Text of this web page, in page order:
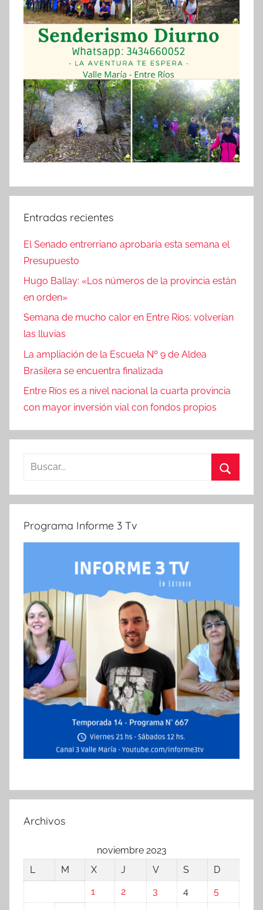
Entradas recientes
El Senado entrerriano aprobaría esta semana el
Presupuesto
Hugo Ballay: «Los números de la provincia están
en orden»
Semana de mucho calor en Entre Ríos: volverían
las lluvias
La ampliación de la Escuela Nº 9 de Aldea
Brasilera se encuentra finalizada
Entre Ríos es a nivel nacional la cuarta provincia
con mayor inversión vial con fondos propios
Buscar:
Programa Informe 3 Tv
Archivos
noviembre 2023
L
M X J V S
D
1
2 3 4
5